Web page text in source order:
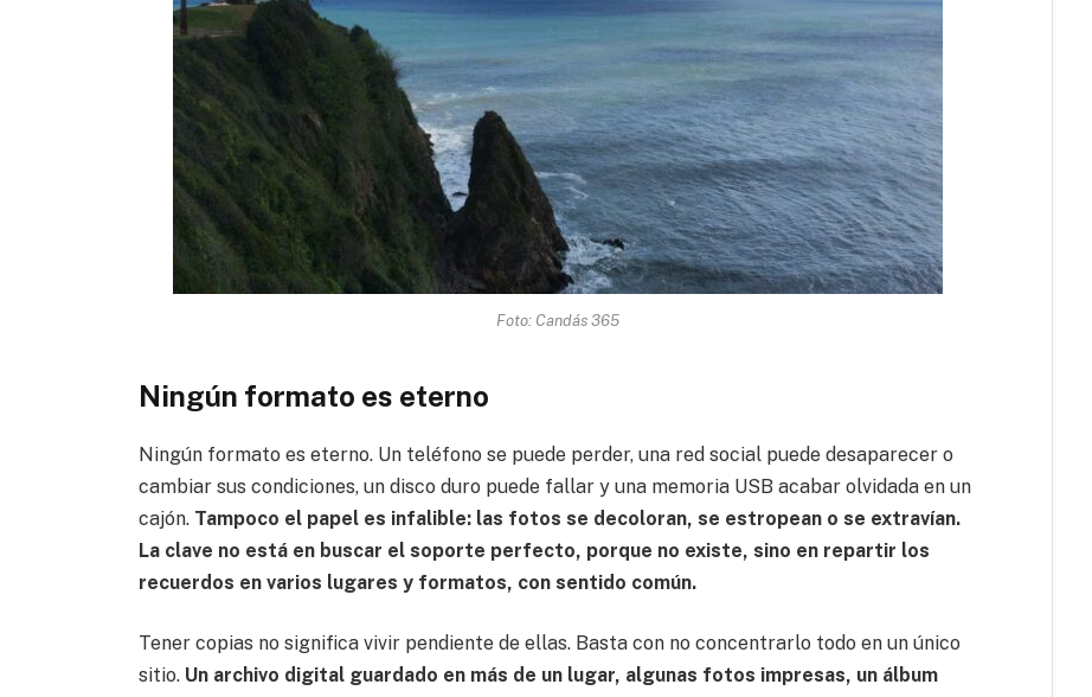
Foto: Candás 365
Ningún formato es eterno
Ningún formato es eterno. Un teléfono se puede perder, una red social puede desaparecer o
cambiar sus condiciones, un disco duro puede fallar y una memoria USB acabar olvidada en un
cajón. Tampoco el papel es infalible: las fotos se decoloran, se estropean o se extravían.
La clave no está en buscar el soporte perfecto, porque no existe, sino en repartir los
recuerdos en varios lugares y formatos, con sentido común.
Tener copias no significa vivir pendiente de ellas. Basta con no concentrarlo todo en un único
sitio. Un archivo digital guardado en más de un lugar, algunas fotos impresas, un álbum